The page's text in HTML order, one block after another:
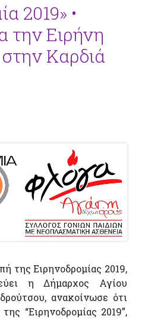
2019» •
την Ειρήνη
Καρδιά
της Ειρηνοδρομίας 2019,
η Δήμαρχος Αγίου
ανακοίνωσε ότι
“Ειρηνοδρομίας 2019”,